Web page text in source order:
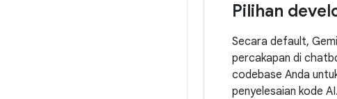
Pilihan
Secara default,
percakapan di
codebase Anda
penyelesaian kode AI.